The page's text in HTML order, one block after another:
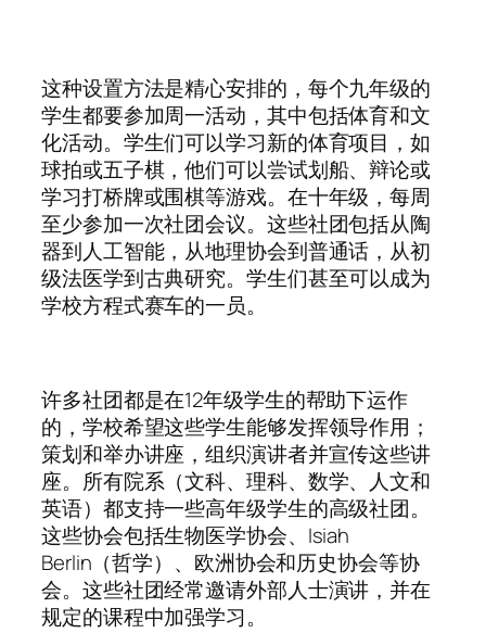
这种设置方法是精心安排的，每个九年级的
学生都要参加周一活动，其中包括体育和文
化活动。学生们可以学习新的体育项目，如
球拍或五子棋，他们可以尝试划船、辩论或
学习打桥牌或围棋等游戏。在十年级，每周
至少参加一次社团会议。这些社团包括从陶
器到人工智能，从地理协会到普通话，从初
级法医学到古典研究。学生们甚至可以成为
学校方程式赛车的一员。
许多社团都是在12年级学生的帮助下运作
的，学校希望这些学生能够发挥领导作用；
策划和举办讲座，组织演讲者并宣传这些讲
座。所有院系（文科、理科、数学、人文和
英语）都支持一些高年级学生的高级社团。
这些协会包括生物医学协会、Isiah
Berlin（哲学）、欧洲协会和历史协会等协
会。这些社团经常邀请外部人士演讲，并在
规定的课程中加强学习。